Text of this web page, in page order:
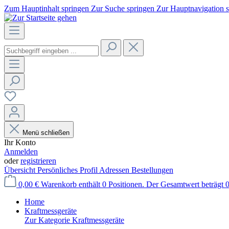
Zum Hauptinhalt springen Zur Suche springen Zur Hauptnavigation
Menü schließen
Ihr Konto
Anmelden
oderregistrieren
Übersicht Persönliches Profil Adressen Bestellungen
0,00 € Warenkorb enthält 0 Positionen. Der Gesamtwert beträgt
Home
Kraftmessgeräte
Zur Kategorie Kraftmessgeräte